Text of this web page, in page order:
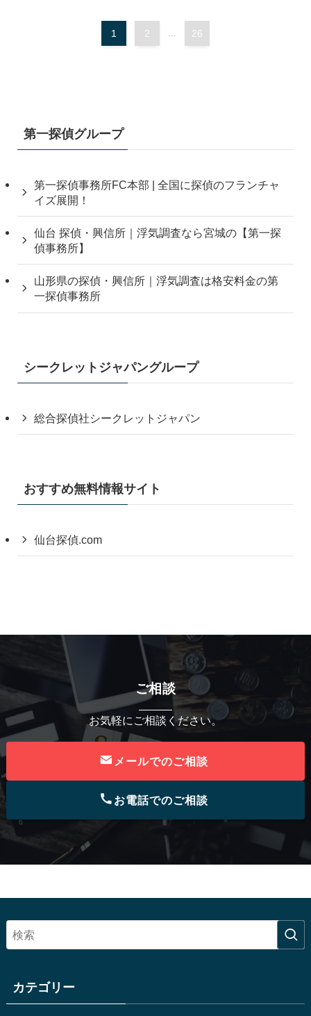
1 2 ... 26
第一探偵グループ
第一探偵事務所FC本部 | 全国に探偵のフランチャ
イズ展開！
仙台 探偵・興信所｜浮気調査なら宮城の【第一探
偵事務所】
山形県の探偵・興信所｜浮気調査は格安料金の第
一探偵事務所
シークレットジャパングループ
総合探偵社シークレットジャパン
おすすめ無料情報サイト
仙台探偵.com
ご相談
お気軽にご相談ください。
メールでのご相談
お電話でのご相談
カテゴリー